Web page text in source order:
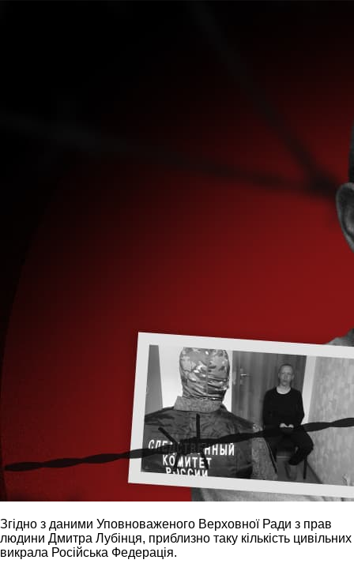
Згідно з даними Уповноваженого Верховної Ради з прав
людини Дмитра Лубінця, приблизно таку кількість цивільних
викрала Російська Федерація.